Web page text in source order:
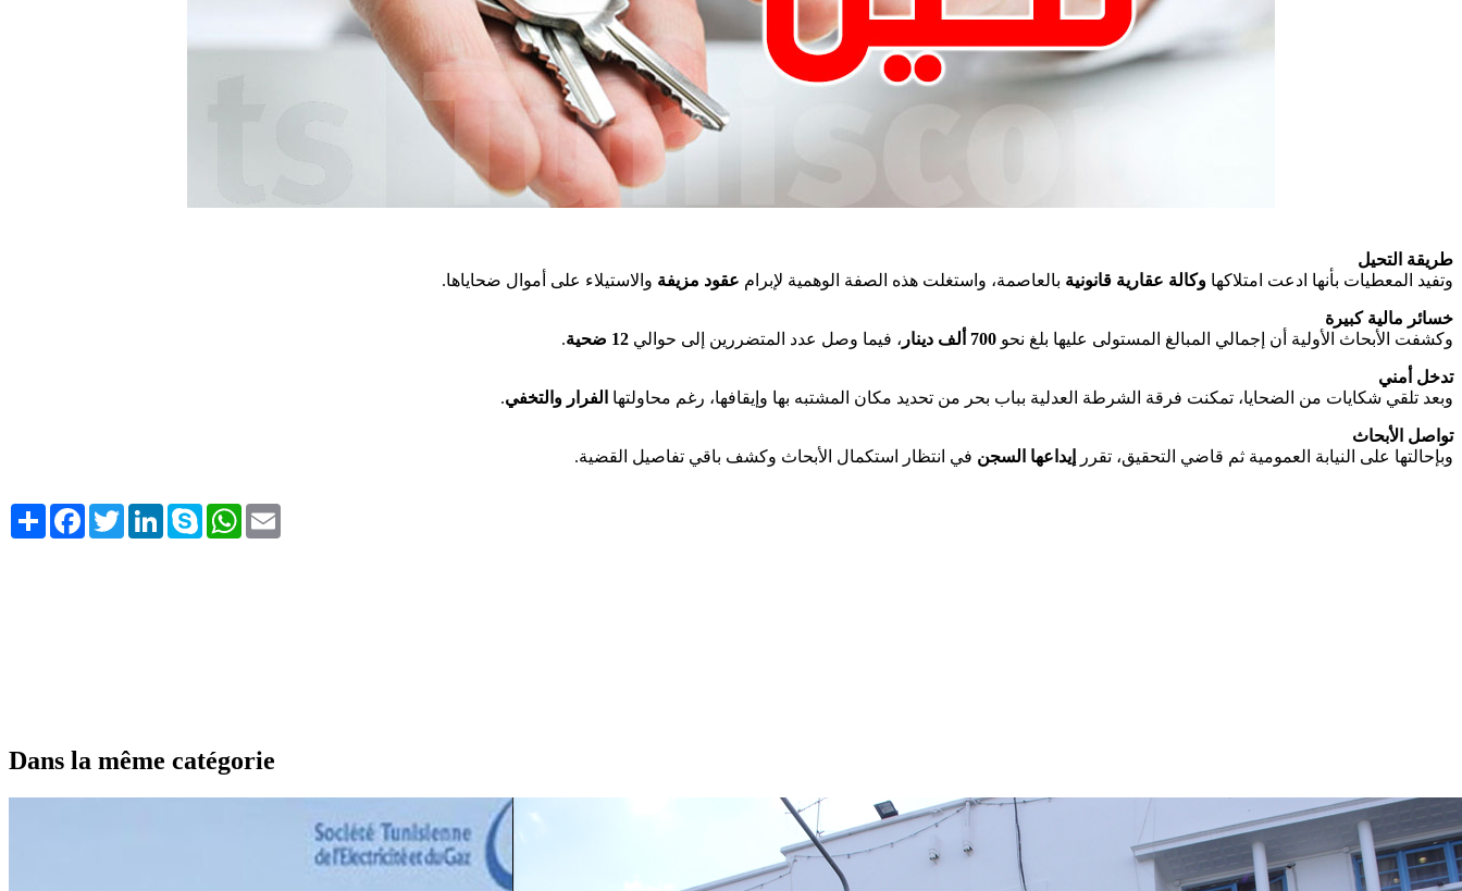
طريقة التحيل
وتفيد المعطيات بأنها ادعت امتلاكها وكالة عقارية قانونية بالعاصمة، واستغلت هذه الصفة الوهمية لإبرام عقود مزيفة والاستيلاء على أموال ضحاياها.
خسائر مالية كبيرة
وكشفت الأبحاث الأولية أن إجمالي المبالغ المستولى عليها بلغ نحو 700 ألف دينار ، فيما وصل عدد المتضررين إلى حوالي 12 ضحية .
تدخل أمني
وبعد تلقي شكايات من الضحايا، تمكنت فرقة الشرطة العدلية بباب بحر من تحديد مكان المشتبه بها وإيقافها، رغم محاولتها الفرار والتخفي.
تواصل الأبحاث
وبإحالتها على النيابة العمومية ثم قاضي التحقيق، تقرر
إيداعها السجن في انتظار استكمال الأبحاث وكشف باقي تفاصيل القضية.
Share FacebookTwitterLinkedInSkype WhatsApp
Dans la même catégorie